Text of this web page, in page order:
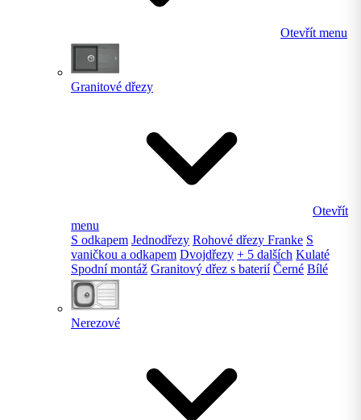
Otevřít menu
Granitové dřezy
Otevřít
menu
S odkapem Jednodřezy Rohové dřezy Franke S
vaničkou a odkapem Dvojdřezy + 5 dalších Kulaté
Spodní montáž Granitový dřez s baterií Černé Bílé
Nerezové